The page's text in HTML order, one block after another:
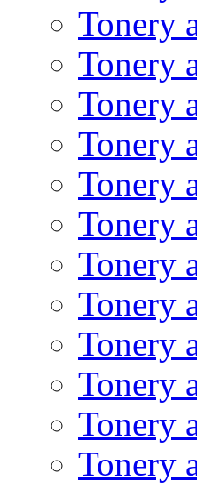
Tonery
Tonery
Tonery
Tonery
Tonery
Tonery
Tonery
Tonery
Tonery
Tonery
Tonery
Tonery